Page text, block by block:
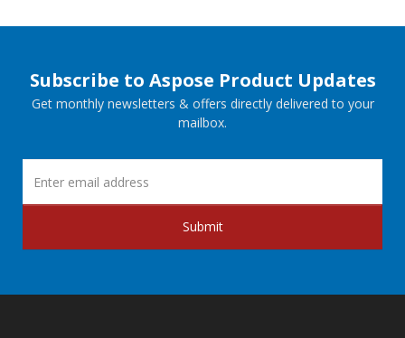
Subscribe to Aspose Product Updates
Get monthly newsletters & offers directly delivered to your
mailbox.
Submit